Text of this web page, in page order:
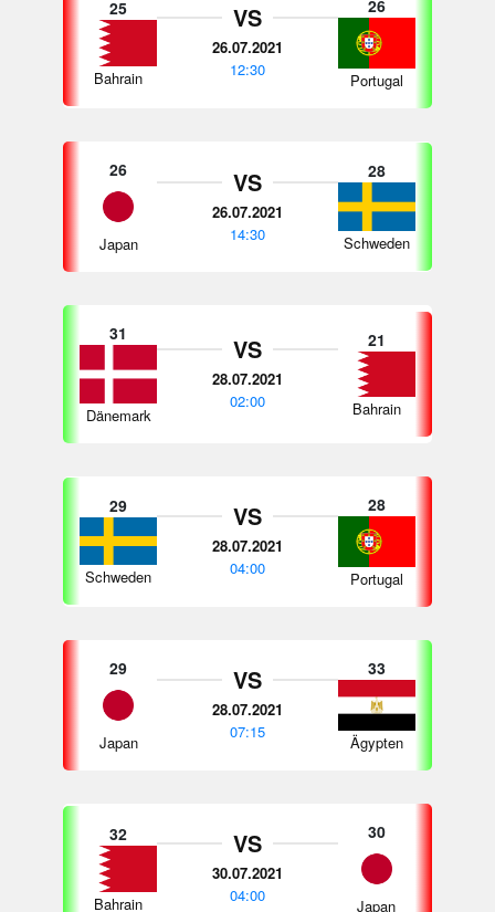
25
Bahrain
VS
26.07.2021
12:30
26
Portugal
26
Japan
VS
26.07.2021
14:30
28
Schweden
31
Dänemark
VS
28.07.2021
02:00
21
Bahrain
29
Schweden
VS
28.07.2021
04:00
28
Portugal
29
Japan
VS
28.07.2021
07:15
33
Ägypten
32
Bahrain
VS
30.07.2021
04:00
30
Japan